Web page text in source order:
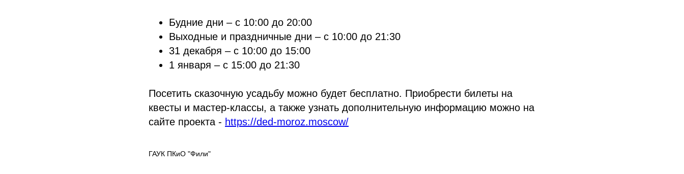
Будние дни – с 10:00 до 20:00
Выходные и праздничные дни – с 10:00 до 21:30
31 декабря – с 10:00 до 15:00
1 января – с 15:00 до 21:30
Посетить сказочную усадьбу можно будет бесплатно. Приобрести билеты на
квесты и мастер-классы, а также узнать дополнительную информацию можно на
сайте проекта - https://ded-moroz.moscow/
ГАУК ПКиО "Фили"